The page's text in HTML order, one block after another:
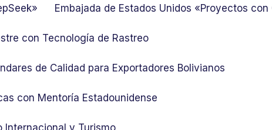
Embajada de Estados Unidos «Proyectos con
con Tecnología de Rastreo
de Calidad para Exportadores Bolivianos
con Mentoría Estadounidense
Internacional y Turismo